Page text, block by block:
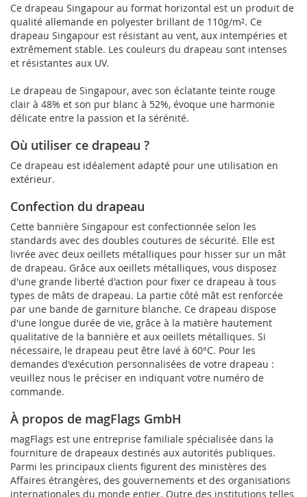
Ce drapeau Singapour au format horizontal est un produit de
qualité allemande en polyester brillant de 110g/m². Ce
drapeau Singapour est résistant au vent, aux intempéries et
extrêmement stable. Les couleurs du drapeau sont intenses
et résistantes aux UV.
Le drapeau de Singapour, avec son éclatante teinte rouge
clair à 48% et son pur blanc à 52%, évoque une harmonie
délicate entre la passion et la sérénité.
Où utiliser ce drapeau ?
Ce drapeau est idéalement adapté pour une utilisation en
extérieur.
Confection du drapeau
Cette bannière Singapour est confectionnée selon les
standards avec des doubles coutures de sécurité. Elle est
livrée avec deux oeillets métalliques pour hisser sur un mât
de drapeau. Grâce aux oeillets métalliques, vous disposez
d'une grande liberté d'action pour fixer ce drapeau à tous
types de mâts de drapeau. La partie côté mât est renforcée
par une bande de garniture blanche. Ce drapeau dispose
d'une longue durée de vie, grâce à la matière hautement
qualitative de la bannière et aux oeillets métalliques. Si
nécessaire, le drapeau peut être lavé à 60°C. Pour les
demandes d'exécution personnalisées de votre drapeau :
veuillez nous le préciser en indiquant votre numéro de
commande.
À propos de magFlags GmbH
magFlags est une entreprise familiale spécialisée dans la
fourniture de drapeaux destinés aux autorités publiques.
Parmi les principaux clients figurent des ministères des
Affaires étrangères, des gouvernements et des organisations
internationales du monde entier. Outre des institutions telles